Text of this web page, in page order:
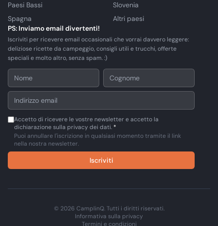
Paesi Bassi
Slovenia
Spagna
Altri paesi
PS: Inviamo email divertenti!
Iscriviti per ricevere email occasionali che vorrai davvero leggere:
deliziose ricette da campeggio, consigli utili e trucchi, offerte
speciali e molto altro, senza spam. :)
Accetto di ricevere le vostre newsletter e accetto la
dichiarazione sulla privacy dei dati. *
Puoi annullare l'iscrizione in qualsiasi momento tramite il link
nella nostra newsletter.
Iscriviti
© 2026 CamplinQ. Tutti i diritti riservati.
Informativa sulla privacy
Termini e condizioni